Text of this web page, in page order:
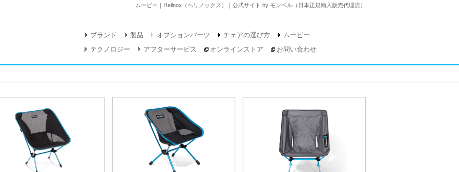
ムービー｜Helinox（ヘリノックス）｜公式サイト by モンベル（日本正規輸入販売代理店）
ブランド 製品 オプションパーツ チェアの選び方
ムービー
テクノロジー
アフターサービス オンラインストア お問い合わせ